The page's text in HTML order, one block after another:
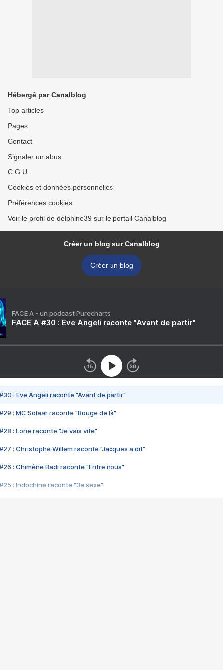
Hébergé par Canalblog
Top articles
Pages
Contact
Signaler un abus
C.G.U.
Cookies et données personnelles
Préférences cookies
Voir le profil de delphine39 sur le portail Canalblog
Créer un blog sur Canalblog
Créer un blog
FACE A - un podcast Purecharts
FACE A #30 : Eve Angeli raconte "Avant de partir"
#30 : Eve Angeli raconte "Avant de partir"
#29 : MC Solaar raconte "Bouge de là"
#28 : Lorie raconte "Je vais vite"
#27 : Christophe Willem raconte "Jacques a dit"
#26 : Chimène Badi raconte "Entre nous"
#25 : Indochine raconte "3e sexe"